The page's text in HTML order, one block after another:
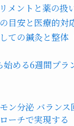
メントと薬の扱
目安と医療的対
ての鍼灸と整体
始める6週間プラ
ン分泌 バラン
ーチで実現する